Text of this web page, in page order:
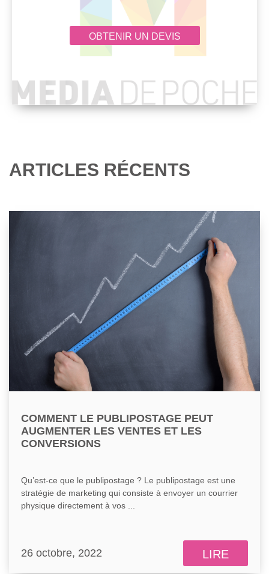
OBTENIR UN DEVIS
ARTICLES RÉCENTS
COMMENT LE PUBLIPOSTAGE PEUT
AUGMENTER LES VENTES ET LES
CONVERSIONS
Qu’est-ce que le publipostage ? Le publipostage est une
stratégie de marketing qui consiste à envoyer un courrier
physique directement à vos ...
26 octobre, 2022 LIRE